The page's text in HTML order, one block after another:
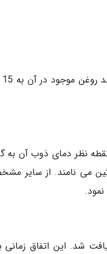
نظر دمای ذوب آن
گرید سبک و زنجیره های کربن بین 53 تا
شد. این اتفاق